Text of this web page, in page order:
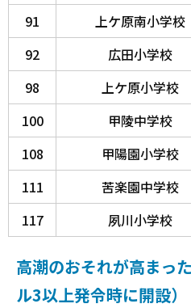
91 上ケ原南小学校
92
広田小学校
98
上ケ原小学校
100
甲陵中学校
108
甲陽園小学校
111
苦楽園中学校
117
夙川小学校
高潮のおそれが高まっ
ル3以上発令時に開設）